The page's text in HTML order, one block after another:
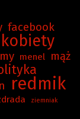
facebook
kobiety
menel mąż
redmik
ziemniak